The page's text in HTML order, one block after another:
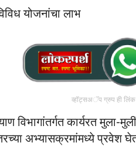
योजनांचा लाभ
व्हॉट्सअॅप ग्रुप ही लिंक
विभागांतर्गत कार्यरत मुला-
अभ्यासक्रमांमध्ये प्रवेश